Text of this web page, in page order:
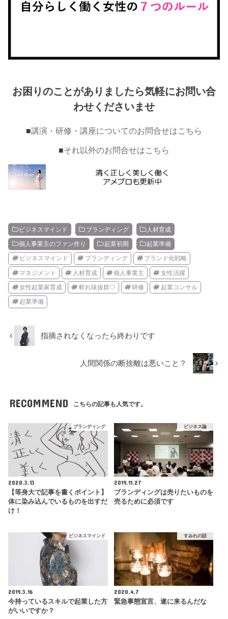
お困りのことがありましたら気軽にお問い合
わせくださいませ
■講演・研修・講座についてのお問合せはこちら
■それ以外のお問合せはこちら
ビジネスマインド ブランディング 人材育成
個人事業主のファン作り 起業初期 起業準備
ビジネスマインド ブランディング ブランド化戦略
マネジメント 人材育成 個人事業主 女性活躍
女性起業家育成 斬れ味抜群♡ 研修 起業コンサル
起業準備
指摘されなくなったら終わりです
人間関係の断捨離は悪いこと？
RECOMMEND こちらの記事も人気です。
ブランディング
2020.3.13
【等身大で記事を書くポイント】
体に染み込んでいるものを出すだ
け！
ビジネス論
2019.11.27
ブランディングは売りたいものを
売るために必須です
ビジネスマインド
2019.3.16
今持っているスキルで起業した方
がいいですか？
すみれの話
2020.4.7
緊急事態宣言、遂に来るんだな